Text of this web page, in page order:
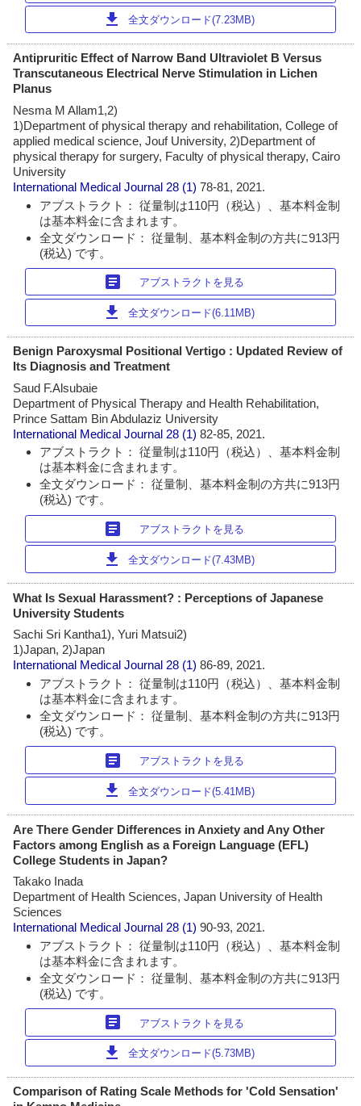
download 全文ダウンロード(7.23MB)
Antipruritic Effect of Narrow Band Ultraviolet B Versus
Transcutaneous Electrical Nerve Stimulation in Lichen
Planus
Nesma M Allam1,2)
1)Department of physical therapy and rehabilitation, College of
applied medical science, Jouf University, 2)Department of
physical therapy for surgery, Faculty of physical therapy, Cairo
University
International Medical Journal 28 (1)78-81, 2021.
アブストラクト： 従量制は110円（税込）、基本料金制
は基本料金に含まれます。
全文ダウンロード： 従量制、基本料金制の方共に913円
(税込) です。
article アブストラクトを見る
download 全文ダウンロード(6.11MB)
Benign Paroxysmal Positional Vertigo : Updated Review of
Its Diagnosis and Treatment
Saud F.Alsubaie
Department of Physical Therapy and Health Rehabilitation,
Prince Sattam Bin Abdulaziz University
International Medical Journal 28 (1)82-85, 2021.
アブストラクト： 従量制は110円（税込）、基本料金制
は基本料金に含まれます。
全文ダウンロード： 従量制、基本料金制の方共に913円
(税込) です。
article アブストラクトを見る
download 全文ダウンロード(7.43MB)
What Is Sexual Harassment? : Perceptions of Japanese
University Students
Sachi Sri Kantha1), Yuri Matsui2)
1)Japan, 2)Japan
International Medical Journal 28 (1)86-89, 2021.
アブストラクト： 従量制は110円（税込）、基本料金制
は基本料金に含まれます。
全文ダウンロード： 従量制、基本料金制の方共に913円
(税込) です。
article アブストラクトを見る
download 全文ダウンロード(5.41MB)
Are There Gender Differences in Anxiety and Any Other
Factors among English as a Foreign Language (EFL)
College Students in Japan?
Takako Inada
Department of Health Sciences, Japan University of Health
Sciences
International Medical Journal 28 (1)90-93, 2021.
アブストラクト： 従量制は110円（税込）、基本料金制
は基本料金に含まれます。
全文ダウンロード： 従量制、基本料金制の方共に913円
(税込) です。
article アブストラクトを見る
download 全文ダウンロード(5.73MB)
Comparison of Rating Scale Methods for 'Cold Sensation'